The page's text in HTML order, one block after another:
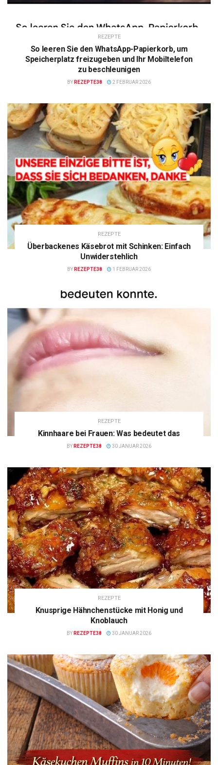
REZEPTE
So leeren Sie den WhatsApp-Papierkorb, um
Speicherplatz freizugeben und Ihr Mobiltelefon
zu beschleunigen
BY REZEPTE38 2 FEBRUAR 2026
REZEPTE
Überbackenes Käsebrot mit Schinken: Einfach
Unwiderstehlich
BY REZEPTE38 1 FEBRUAR 2026
REZEPTE
Kinnhaare bei Frauen: Was bedeutet das
BY REZEPTE38 30 JANUAR 2026
REZEPTE
Knusprige Hähnchenstücke mit Honig und
Knoblauch
BY REZEPTE38 30 JANUAR 2026